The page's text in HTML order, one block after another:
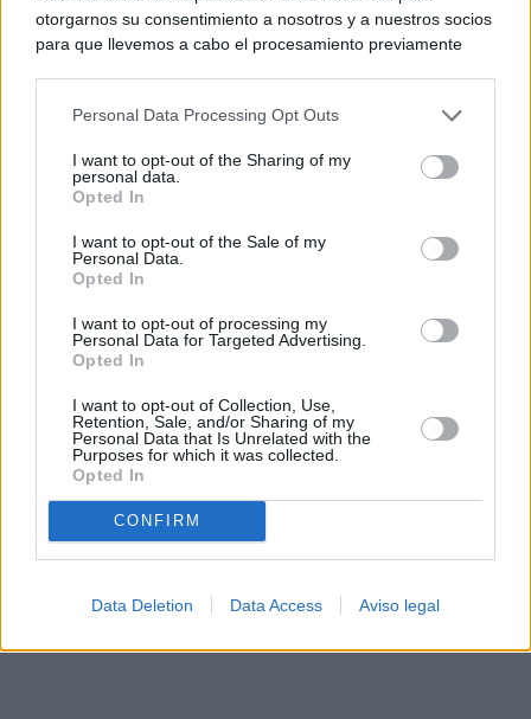
otorgarnos su consentimiento a nosotros y a nuestros socios
para que llevemos a cabo el procesamiento previamente
negar su consentimiento. Tenga en cuenta que algún
de su consentimiento, pero usted tiene el derecho de
rechazar tal procesamiento. Sus preferencias se aplicarán
cualquier momento entrando de nuevo en este sitio web o
visitando nuestra política de privacidad.
Personal Data Processing Opt Outs
I want to opt-out of the Sharing of my
personal data.
Opted In
I want to opt-out of the Sale of my
Personal Data.
Opted In
I want to opt-out of processing my
Personal Data for Targeted Advertising.
Opted In
I want to opt-out of Collection, Use,
Retention, Sale, and/or Sharing of my
Personal Data that Is Unrelated with the
Purposes for which it was collected.
Opted In
CONFIRM
Data Deletion Data Access Aviso legal